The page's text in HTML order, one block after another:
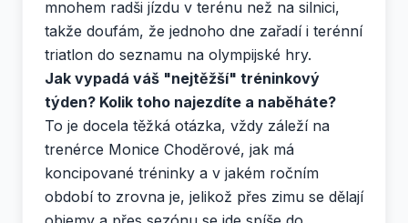
mnohem radši jízdu v terénu než na silnici,
takže doufám, že jednoho dne zařadí i terénní
triatlon do seznamu na olympijské hry.
Jak vypadá váš "nejtěžší" tréninkový
týden? Kolik toho najezdíte a naběháte?
To je docela těžká otázka, vždy záleží na
trenérce Monice Choděrové, jak má
koncipované tréninky a v jakém ročním
období to zrovna je, jelikož přes zimu se dělají